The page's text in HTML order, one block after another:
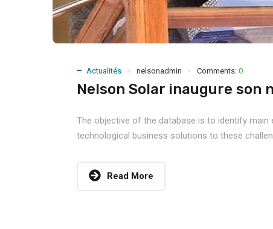
Actualités nelsonadmin Comments: 0
Nelson Solar inaugure son
The objective of the database is to identify main
technological business solutions to these
Read More